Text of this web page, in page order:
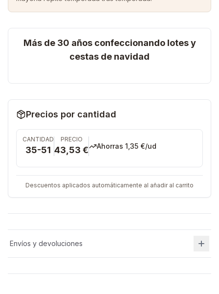
Más de 30 años confeccionando lotes y
cestas de navidad
Precios por cantidad
CANTIDAD
35-51
PRECIO
43,53 € Ahorras 1,35 €/ud
Descuentos aplicados automáticamente al añadir al carrito
Envíos y devoluciones